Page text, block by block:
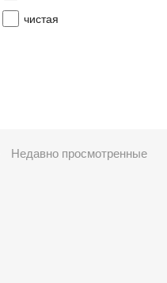
чистая
Недавно просмотренные